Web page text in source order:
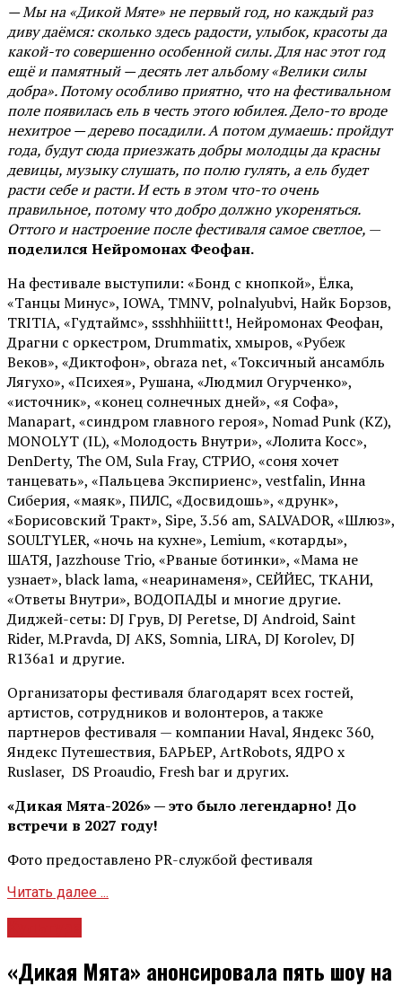
— Мы на «Дикой Мяте» не первый год, но каждый раз
диву даёмся: сколько здесь радости, улыбок, красоты да
какой-то совершенно особенной силы. Для нас этот год
ещё и памятный — десять лет альбому «Велики силы
добра». Потому особливо приятно, что на фестивальном
поле появилась ель в честь этого юбилея. Дело-то вроде
нехитрое — дерево посадили. А потом думаешь: пройдут
года, будут сюда приезжать добры молодцы да красны
девицы, музыку слушать, по полю гулять, а ель будет
расти себе и расти. И есть в этом что-то очень
правильное, потому что добро должно укореняться.
Оттого и настроение после фестиваля самое светлое, —
поделился Нейромонах Феофан.
На фестивале выступили: «Бонд с кнопкой», Ёлка,
«Танцы Минус», IOWA, TMNV, polnalyubvi, Найк Борзов,
TRITIA, «Гудтаймс», ssshhhiiittt!, Нейромонах Феофан,
Драгни с оркестром, Drummatix, хмыров, «Рубеж
Веков», «Диктофон», obraza net, «Токсичный ансамбль
Лягухо», «Психея», Рушана, «Людмил Огурченко»,
«источник», «конец солнечных дней», «я Софа»,
Manapart, «синдром главного героя», Nomad Punk (KZ),
MONOLYT (IL), «Молодость Внутри», «Лолита Косс»,
DenDerty, The OM, Sula Fray, СТРИО, «соня хочет
танцевать», «Пальцева Экспириенс», vestfalin, Инна
Сиберия, «маяк», ПИЛС, «Досвидошь», «друнк»,
«Борисовский Тракт», Sipe, 3.56 am, SALVADOR, «Шлюз»,
SOULTYLER, «ночь на кухне», Lemium, «котарды»,
ШАТЯ, Jazzhouse Trio, «Рваные ботинки», «Мама не
узнает», black lama, «неаринаменя», СЕЙЙЕС, ТКАНИ,
«Ответы Внутри», ВОДОПАДЫ и многие другие.
Диджей-сеты: DJ Грув, DJ Peretse, DJ Android, Saint
Rider, М.Pravda, DJ AKS, Somnia, LIRA, DJ Korolev, DJ
R136a1 и другие.
Организаторы фестиваля благодарят всех гостей,
артистов, сотрудников и волонтеров, а также
партнеров фестиваля — компании Haval, Яндекс 360,
Яндекс Путешествия, БАРЬЕР, ArtRobots, ЯДРО х
Ruslaser, DS Proaudio, Fresh bar и других.
«Дикая Мята-2026» — это было легендарно! До
встречи в 2027 году!
Фото предоставлено PR-службой фестиваля
Читать далее ...
«Дикая Мята» анонсировала пять шоу на